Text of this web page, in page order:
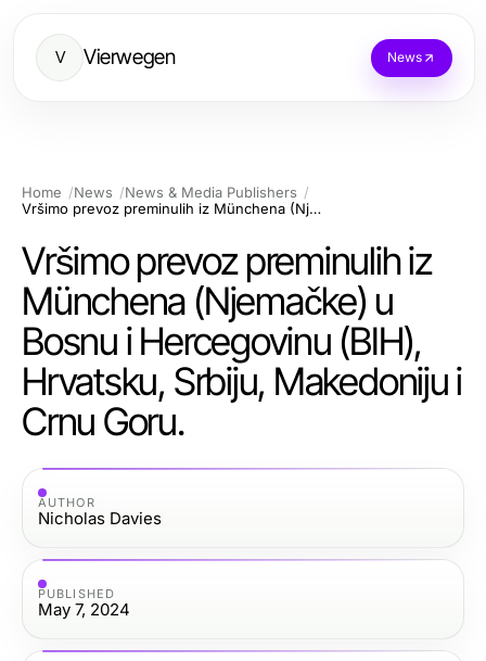
V Vierwegen News
Home News
News & Media Publishers
Vršimo prevoz preminulih iz Münchena (Njemačke) u Bosnu i Hercegovinu (BIH), Hrvatsku, Srbiju, Makedoniju i Crnu Goru.
Vršimo prevoz preminulih iz
Münchena (Njemačke) u
Bosnu i Hercegovinu (BIH),
Hrvatsku, Srbiju, Makedoniju i
Crnu Goru.
AUTHOR
Nicholas Davies
PUBLISHED
May 7, 2024